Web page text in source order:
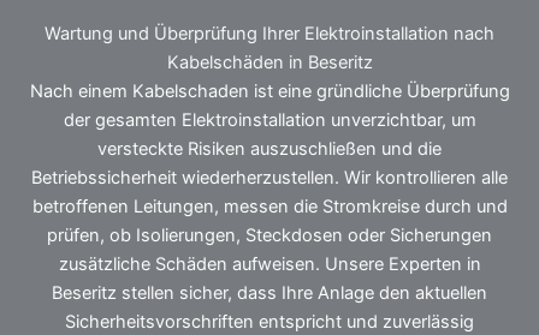
Wartung und Überprüfung Ihrer Elektroinstallation nach
Kabelschäden in Beseritz
Nach einem Kabelschaden ist eine gründliche Überprüfung
der gesamten Elektroinstallation unverzichtbar, um
versteckte Risiken auszuschließen und die
Betriebssicherheit wiederherzustellen. Wir kontrollieren alle
betroffenen Leitungen, messen die Stromkreise durch und
prüfen, ob Isolierungen, Steckdosen oder Sicherungen
zusätzliche Schäden aufweisen. Unsere Experten in
Beseritz stellen sicher, dass Ihre Anlage den aktuellen
Sicherheitsvorschriften entspricht und zuverlässig